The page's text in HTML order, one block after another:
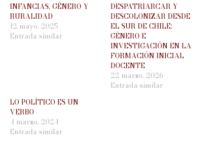
INFANCIAS, GÉNERO Y
RURALIDAD
12 mayo, 2025
Entrada similar
DESPATRIARCAR Y
DESCOLONIZAR DESDE
EL SUR DE CHILE:
GÉNERO E
INVESTIGACIÓN EN LA
FORMACIÓN INICIAL
DOCENTE
22 marzo, 2026
Entrada similar
LO POLÍTICO ES UN
VERBO
4 marzo, 2024
Entrada similar